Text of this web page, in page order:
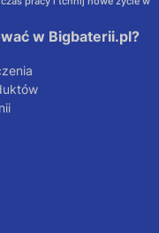
w Bigbaterii.pl?